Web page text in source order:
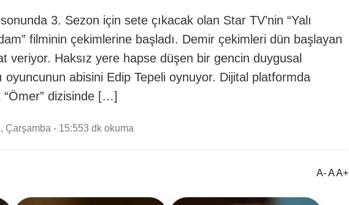
3. Sezon için sete çıkacak olan Star TV’nin “Yalı
filminin çekimlerine başladı. Demir çekimleri dün başlayan
veriyor. Haksız yere hapse düşen bir gencin duygusal
oyuncunun abisini Edip Tepeli oynuyor. Dijital platformda
“Ömer” dizisinde […]
Çarşamba - 15:553 dk okuma
A- A A+